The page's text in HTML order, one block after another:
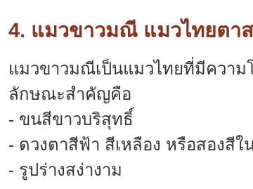
4. แมวขาวมณี แมวไทยตา
แมวขาวมณีเป็นแมวไทยที่มีความ
ลักษณะสำคัญคือ
- ขนสีขาวบริสุทธิ์
- ดวงตาสีฟ้า สีเหลือง หรือสองสีใ
- รูปร่างสง่างาม